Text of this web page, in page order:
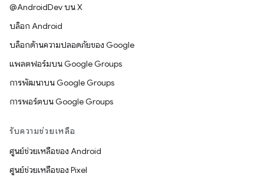
@AndroidDev บน X
บล็อก Android
บล็อกด้านความปลอดภัยของ Google
แพลตฟอร์มบน Google Groups
การพัฒนาบน Google Groups
การพอร์ตบน Google Groups
รับความช่วยเหลือ
ศูนย์ช่วยเหลือของ Android
ศูนย์ช่วยเหลือของ Pixel